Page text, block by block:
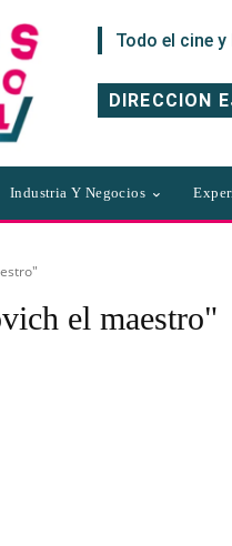
Todo el cine
DIRECCION
Industria Y Negocios
el maestro"